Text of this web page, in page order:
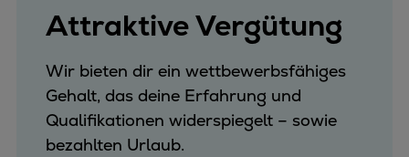
Attraktive Vergütung
Wir bieten dir ein wettbewerbsfähiges
Gehalt, das deine Erfahrung und
Qualifikationen widerspiegelt – sowie
bezahlten Urlaub.